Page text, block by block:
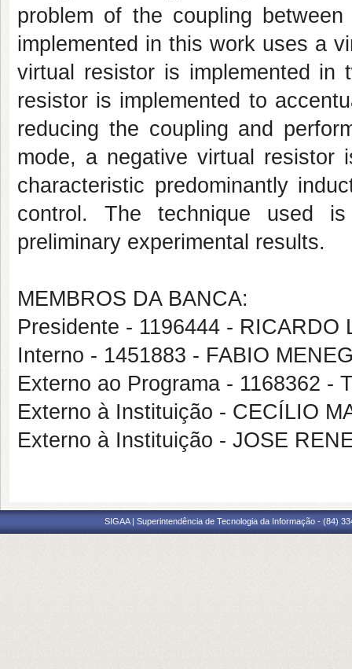
problem of the coupling
implemented in this work uses a
virtual resistor is implemented
resistor is implemented to
reducing the coupling and
mode, a negative virtual resistor
characteristic predominantly
control. The technique used
preliminary experimental results.
MEMBROS DA BANCA:
Presidente - 1196444 -
Interno - 1451883 - FABIO
Externo ao Programa - 1168362 -
Externo à Instituição - CECÍLIO
Externo à Instituição - JOSE
SIGAA | Superintendência de Tecnologia da Informação - (84)